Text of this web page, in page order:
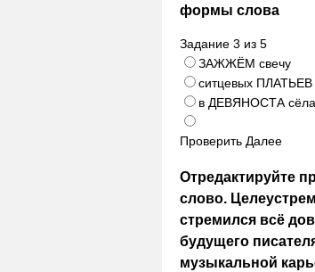
формы слова
Задание 3 из 5
ЗАЖЖЁМ свечу
ситцевых ПЛАТЬЕВ
в ДЕВЯНОСТА
Проверить Далее
Отредактируйте
слово.
стремился всё
будущего
музыкальной